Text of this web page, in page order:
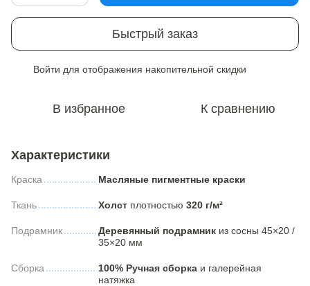
Быстрый заказ
Войти для отображения накопительной скидки
В избранное К сравнению
Характеристики
Краска Масляные пигментные краски
Ткань Холст плотностью 320 г/м²
Подрамник Деревянный подрамник из сосны 45×20 /
35×20 мм
Сборка 100% Ручная сборка и галерейная
натяжка